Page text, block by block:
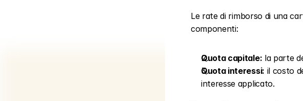
Le rate di rimborso di una
componenti:
Quota capitale: la parte
Quota interessi: il costo
interesse applicato.